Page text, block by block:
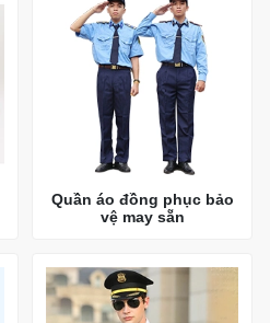
Quần áo đồng phục bảo
vệ may sẵn